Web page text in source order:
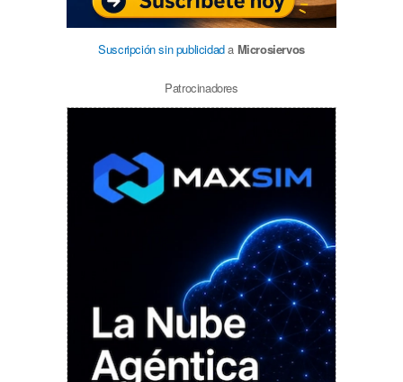
Suscripción sin publicidada Microsiervos
Patrocinadores